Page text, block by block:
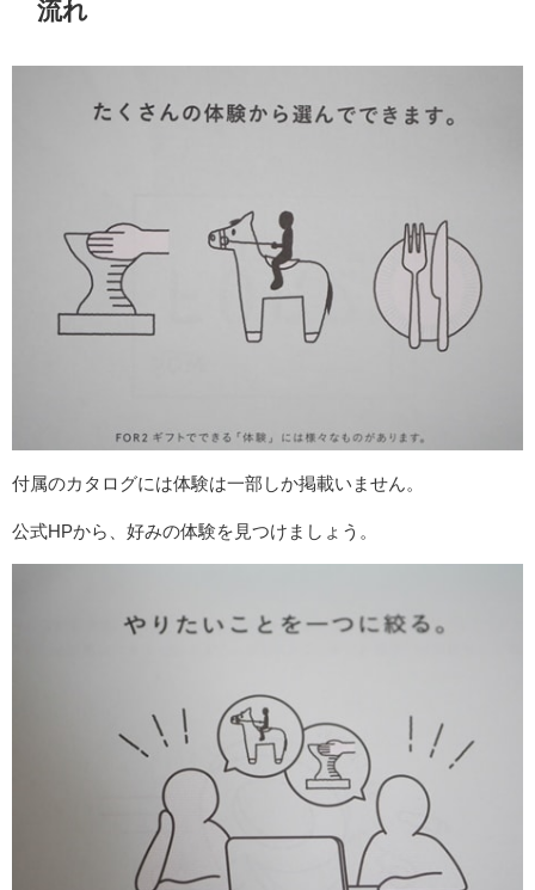
流れ
付属のカタログには体験は一部しか掲載いません。
公式HPから、好みの体験を見つけましょう。